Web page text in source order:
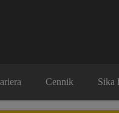
Cennik Sika